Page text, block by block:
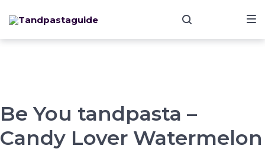
to
to
to
Be You tandpasta –
Candy Lover Watermelon